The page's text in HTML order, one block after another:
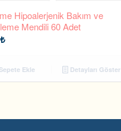
Hipoalerjenik Bakım ve
Mendili 60 Adet
₺
Sepete Ekle Detayları Göster